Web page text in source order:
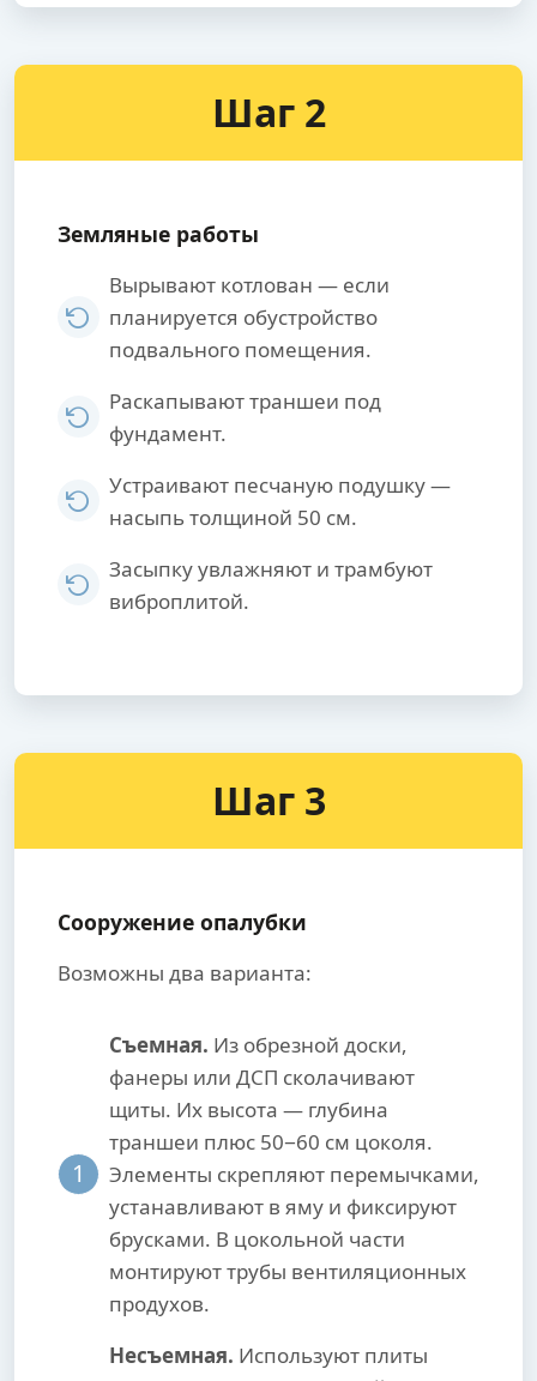
Шаг 2
Земляные работы
Вырывают котлован — если
планируется обустройство
подвального помещения.
Раскапывают траншеи под
фундамент.
Устраивают песчаную подушку —
насыпь толщиной 50 см.
Засыпку увлажняют и трамбуют
виброплитой.
Шаг 3
Сооружение опалубки
Возможны два варианта:
1
Съемная. Из обрезной доски,
фанеры или ДСП сколачивают
щиты. Их высота — глубина
траншеи плюс 50−60 см цоколя.
Элементы скрепляют перемычками,
устанавливают в яму и фиксируют
брусками. В цокольной части
монтируют трубы вентиляционных
продухов.
Несъемная. Используют плиты